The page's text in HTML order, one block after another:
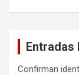
Entradas
Confirman